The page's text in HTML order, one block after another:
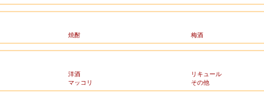
焼酎 梅酒
洋酒 リキュール
マッコリ その他